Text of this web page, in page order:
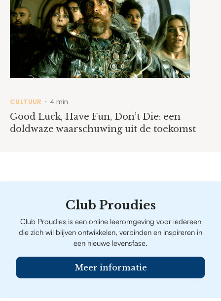
CULTUUR • 4 min
Good Luck, Have Fun, Don’t Die: een
doldwaze waarschuwing uit de toekomst
Club Proudies
Club Proudies is een online leeromgeving voor iedereen
die zich wil blijven ontwikkelen, verbinden en inspireren in
een nieuwe levensfase.
Meer informatie